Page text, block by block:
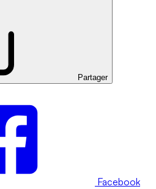
Partager
Facebook